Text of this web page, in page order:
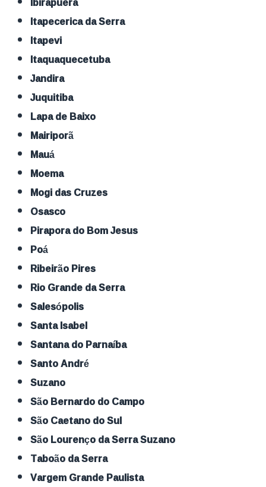
Itapecerica da Serra
Itapevi
Itaquaquecetuba
Jandira
Juquitiba
Lapa de Baixo
Mairiporã
Mauá
Moema
Mogi das Cruzes
Osasco
Pirapora do Bom Jesus
Poá
Ribeirão Pires
Rio Grande da Serra
Salesópolis
Santa Isabel
Santana do Parnaíba
Santo André
Suzano
São Bernardo do Campo
São Caetano do Sul
São Lourenço da Serra Suzano
Taboão da Serra
Vargem Grande Paulista